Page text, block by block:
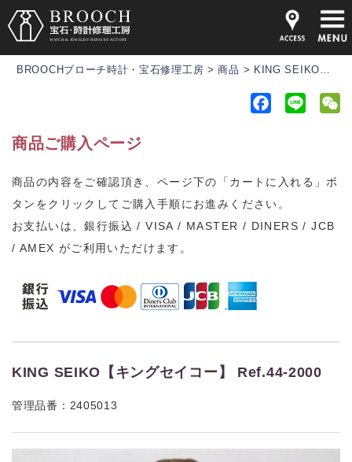
BROOCHブローチ時計・宝石修理工房 >商品 > KING SEIKO【キングセイコー】 Ref.44-2000 1960年代ヴィンテージウォッチ
b
o
o
商品ご購入ページ
商品の内容をご確認頂き、ページ下の「カートに入れる」ボ
タンをクリックしてご購入手順にお進みください。
お支払いは、銀行振込 / VISA / MASTER / DINERS / JCB
/ AMEX がご利用いただけます。
KING SEIKO【キングセイコー】 Ref.44-2000
管理品番：2405013